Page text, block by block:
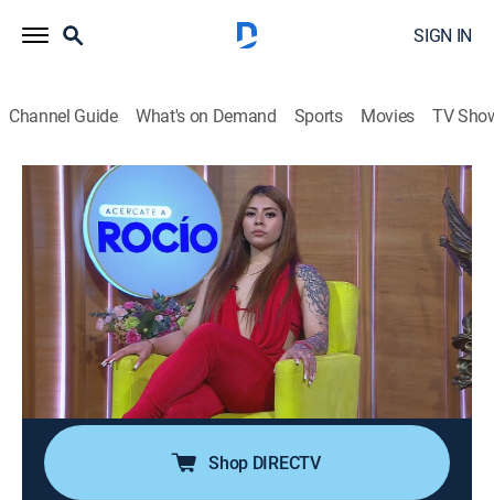
SIGN IN
Channel Guide What's on Demand Sports Movies TV
Acércate a Rocío
S1 E545 | Está embarazada y sigue en
la fiesta
Talk, Public affairs, Self improvement|2026
Roberto exige que su novia Jennifer evite el consumo
de alcohol, ya que esperan un bebé. Ella se siente
sobreprotegida al mudarse con él, tras ser expulsada
de la casa de sus padres.
Shop DIRECTV